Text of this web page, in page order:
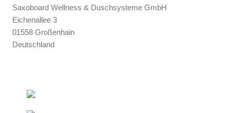
Saxoboard Wellness & Duschsysteme GmbH
Eichenallee 3
01558 Großenhain
Deutschland